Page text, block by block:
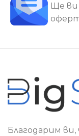
Ще ви
Благодарим ви,